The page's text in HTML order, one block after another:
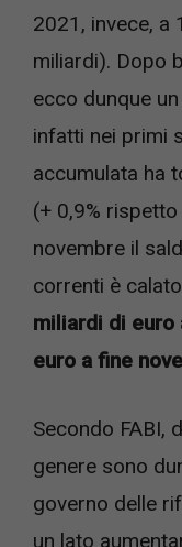
2021, invece, a
miliardi). Dopo
ecco dunque
infatti nei primi
accumulata ha
(+ 0,9%
novembre il
correnti è
miliardi di euro
euro a fine
Secondo FABI,
genere sono
governo delle
un lato